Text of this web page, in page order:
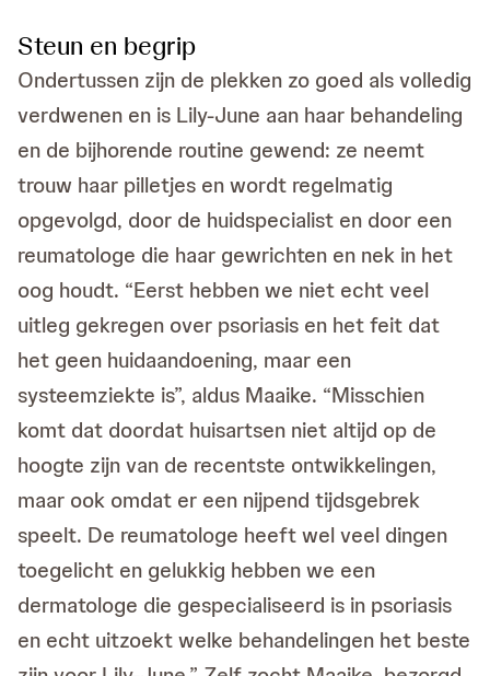
Steun en begrip
Ondertussen zijn de plekken zo goed als volledig
verdwenen en is Lily-June aan haar behandeling
en de bijhorende routine gewend: ze neemt
trouw haar pilletjes en wordt regelmatig
opgevolgd, door de huidspecialist en door een
reumatologe die haar gewrichten en nek in het
oog houdt. “Eerst hebben we niet echt veel
uitleg gekregen over psoriasis en het feit dat
het geen huidaandoening, maar een
systeemziekte is”, aldus Maaike. “Misschien
komt dat doordat huisartsen niet altijd op de
hoogte zijn van de recentste ontwikkelingen,
maar ook omdat er een nijpend tijdsgebrek
speelt. De reumatologe heeft wel veel dingen
toegelicht en gelukkig hebben we een
dermatologe die gespecialiseerd is in psoriasis
en echt uitzoekt welke behandelingen het beste